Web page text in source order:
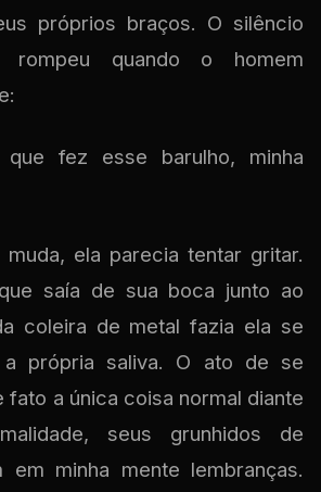
próprios braços. O silêncio
rompeu quando o homem
fez esse barulho, minha
muda, ela parecia tentar gritar.
saía de sua boca junto ao
coleira de metal fazia ela se
a própria saliva. O ato de se
fato a única coisa normal diante
seus grunhidos de
em minha mente lembranças.